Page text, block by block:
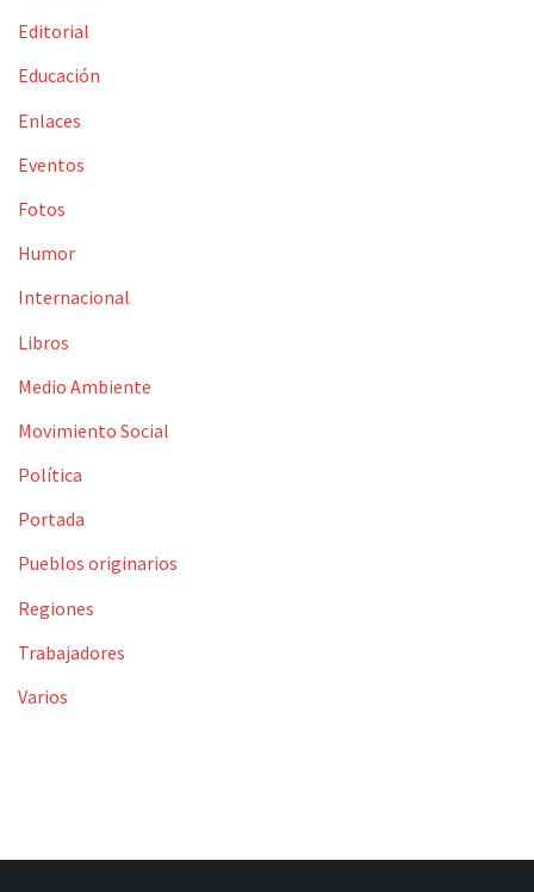
Editorial
Educación
Enlaces
Eventos
Fotos
Humor
Internacional
Libros
Medio Ambiente
Movimiento Social
Política
Portada
Pueblos originarios
Regiones
Trabajadores
Varios